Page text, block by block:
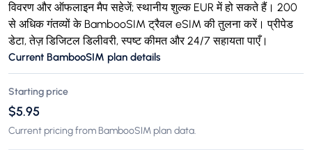
विवरण और ऑफलाइन मैप सहेजें; स्थानीय शुल्क EUR में हो सकते हैं। 200
से अधिक गंतव्यों के BambooSIM ट्रैवल eSIM की तुलना करें। प्रीपेड
डेटा, तेज़ डिजिटल डिलीवरी, स्पष्ट कीमत और 24/7 सहायता पाएँ।
Current BambooSIM plan details
Starting price
$5.95
Current pricing from BambooSIM plan data.